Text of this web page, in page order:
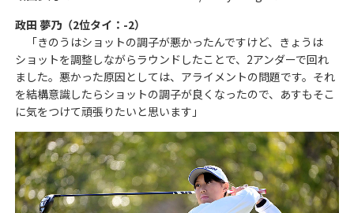
政田 夢乃（2位タイ：-2）
「きのうはショットの調子が悪かったんですけど、きょうは
ショットを調整しながらラウンドしたことで、2アンダーで回れ
ました。悪かった原因としては、アライメントの問題です。それ
を結構意識したらショットの調子が良くなったので、あすもそこ
に気をつけて頑張りたいと思います」